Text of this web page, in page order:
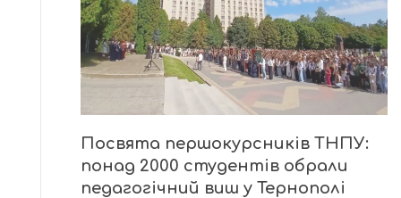
Посвята першокурсників ТНПУ:
понад 2000 студентів обрали
педагогічний виш у Тернополі